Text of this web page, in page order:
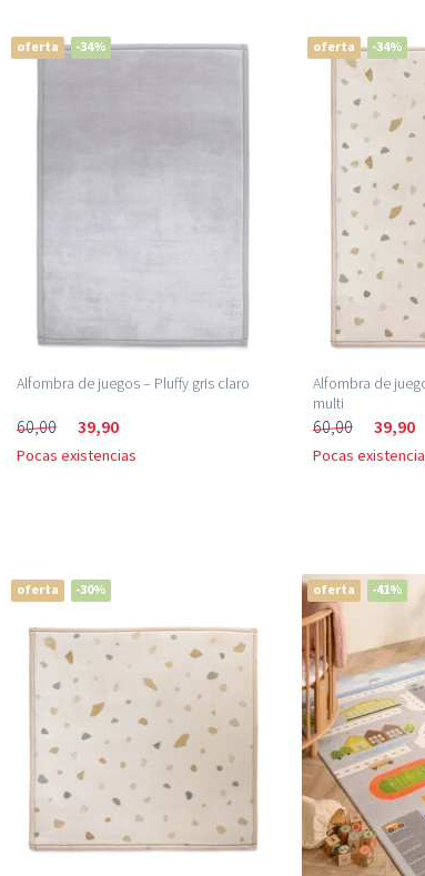
oferta -34%
Alfombra de juegos – Pluffy gris claro
60,00 39,90
Pocas existencias
oferta -34%
Alfombra de
multi
60,00 39,90
Pocas
oferta -30% oferta -41%